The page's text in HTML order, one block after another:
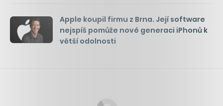
Apple koupil firmu z Brna. Její software
nejspíš pomůže nové generaci iPhonů k
větší odolnosti